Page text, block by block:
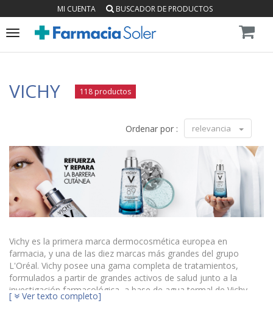
MI CUENTA BUSCADOR DE PRODUCTOS
Toggle
VICHY 118 productos
Ordenar por : relevancia
Vichy es la primera marca dermocosmética europea en
farmacia, y una de las diez marcas más grandes del grupo
L'Oréal. Vichy posee una gama completa de tratamientos,
formulados a partir de grandes activos de salud junto a la
investigación farmacológica, a base de agua termal de Vichy
que posee propiedades calmantes y cicatrizantes.
[ Ver texto completo]